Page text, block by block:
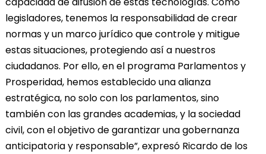
legisladores, tenemos la responsabilidad de crear
normas y un marco jurídico que controle y mitigue
estas situaciones, protegiendo así a nuestros
ciudadanos. Por ello, en el programa Parlamentos y
Prosperidad, hemos establecido una alianza
estratégica, no solo con los parlamentos, sino
también con las grandes academias, y la sociedad
civil, con el objetivo de garantizar una gobernanza
anticipatoria y responsable”, expresó Ricardo de los